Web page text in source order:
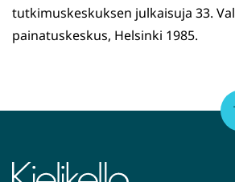
tutkimuskeskuksen julkaisuja 33.
painatuskeskus, Helsinki 1985.